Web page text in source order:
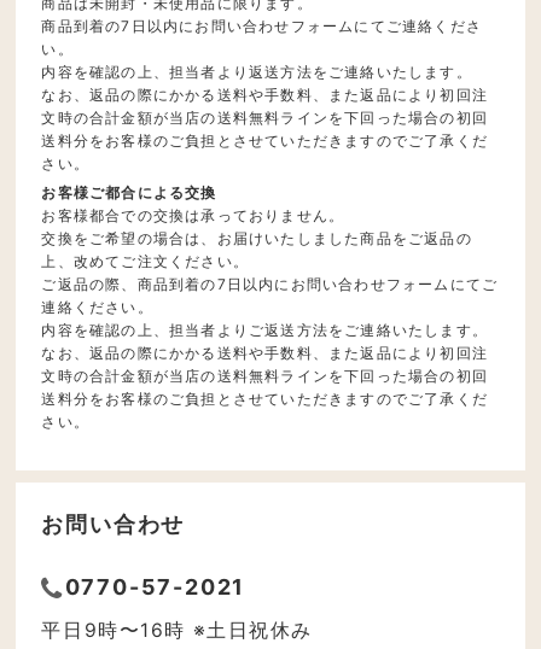
商品到着の7日以内にお問い合わせフォームにてご連絡くださ
い。
内容を確認の上、担当者より返送方法をご連絡いたします。
なお、返品の際にかかる送料や手数料、また返品により初回注
文時の合計金額が当店の送料無料ラインを下回った場合の初回
送料分をお客様のご負担とさせていただきますのでご了承くだ
さい。
お客様ご都合による交換
お客様都合での交換は承っておりません。
交換をご希望の場合は、お届けいたしました商品をご返品の
上、改めてご注文ください。
ご返品の際、商品到着の7日以内にお問い合わせフォームにてご
連絡ください。
内容を確認の上、担当者よりご返送方法をご連絡いたします。
なお、返品の際にかかる送料や手数料、また返品により初回注
文時の合計金額が当店の送料無料ラインを下回った場合の初回
送料分をお客様のご負担とさせていただきますのでご了承くだ
さい。
お問い合わせ
0770-57-2021
平日9時〜16時 ※土日祝休み